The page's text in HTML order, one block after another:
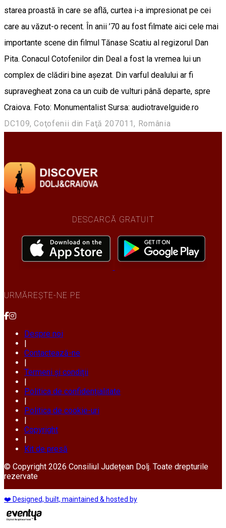
starea proastă în care se află, curtea i-a impresionat pe cei
care au văzut-o recent. În anii ’70 au fost filmate aici cele mai
importante scene din filmul Tănase Scatiu al regizorul Dan
Pita. Conacul Cotofenilor din Deal a fost la vremea lui un
complex de clădiri bine așezat. Din varful dealului ar fi
supravegheat zona ca un cuib de vulturi până departe, spre
Craiova. Foto: Monumentalist Sursa: audiotravelguide.ro
DC109, Coţofenii din Faţă 207011, România
DESCARCĂ GRATUIT
URMĂREȘTE-NE PE
Despre noi
|
Contactează-ne
|
Termeni și condiții
|
Politica de confidențialitate
|
Politica de cookie-uri
|
Copyright
|
Kit de presă
© Copyright 2026 Consiliul Județean Dolj. Toate drepturile
rezervate
❤️ Designed, built, maintained & hosted by